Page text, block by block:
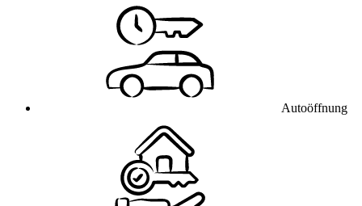
Autoöffnung